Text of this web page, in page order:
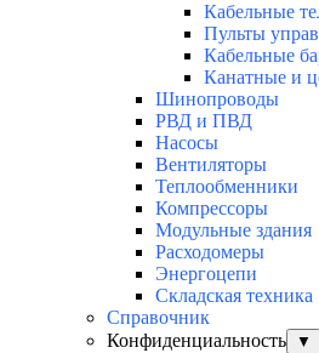
Кабельные
Пульты
Кабельные
Канатные и
Шинопроводы
РВД и ПВД
Насосы
Вентиляторы
Теплообменники
Компрессоры
Модульные здания
Расходомеры
Энергоцепи
Складская техника
Справочник
Конфиденциальность
▼